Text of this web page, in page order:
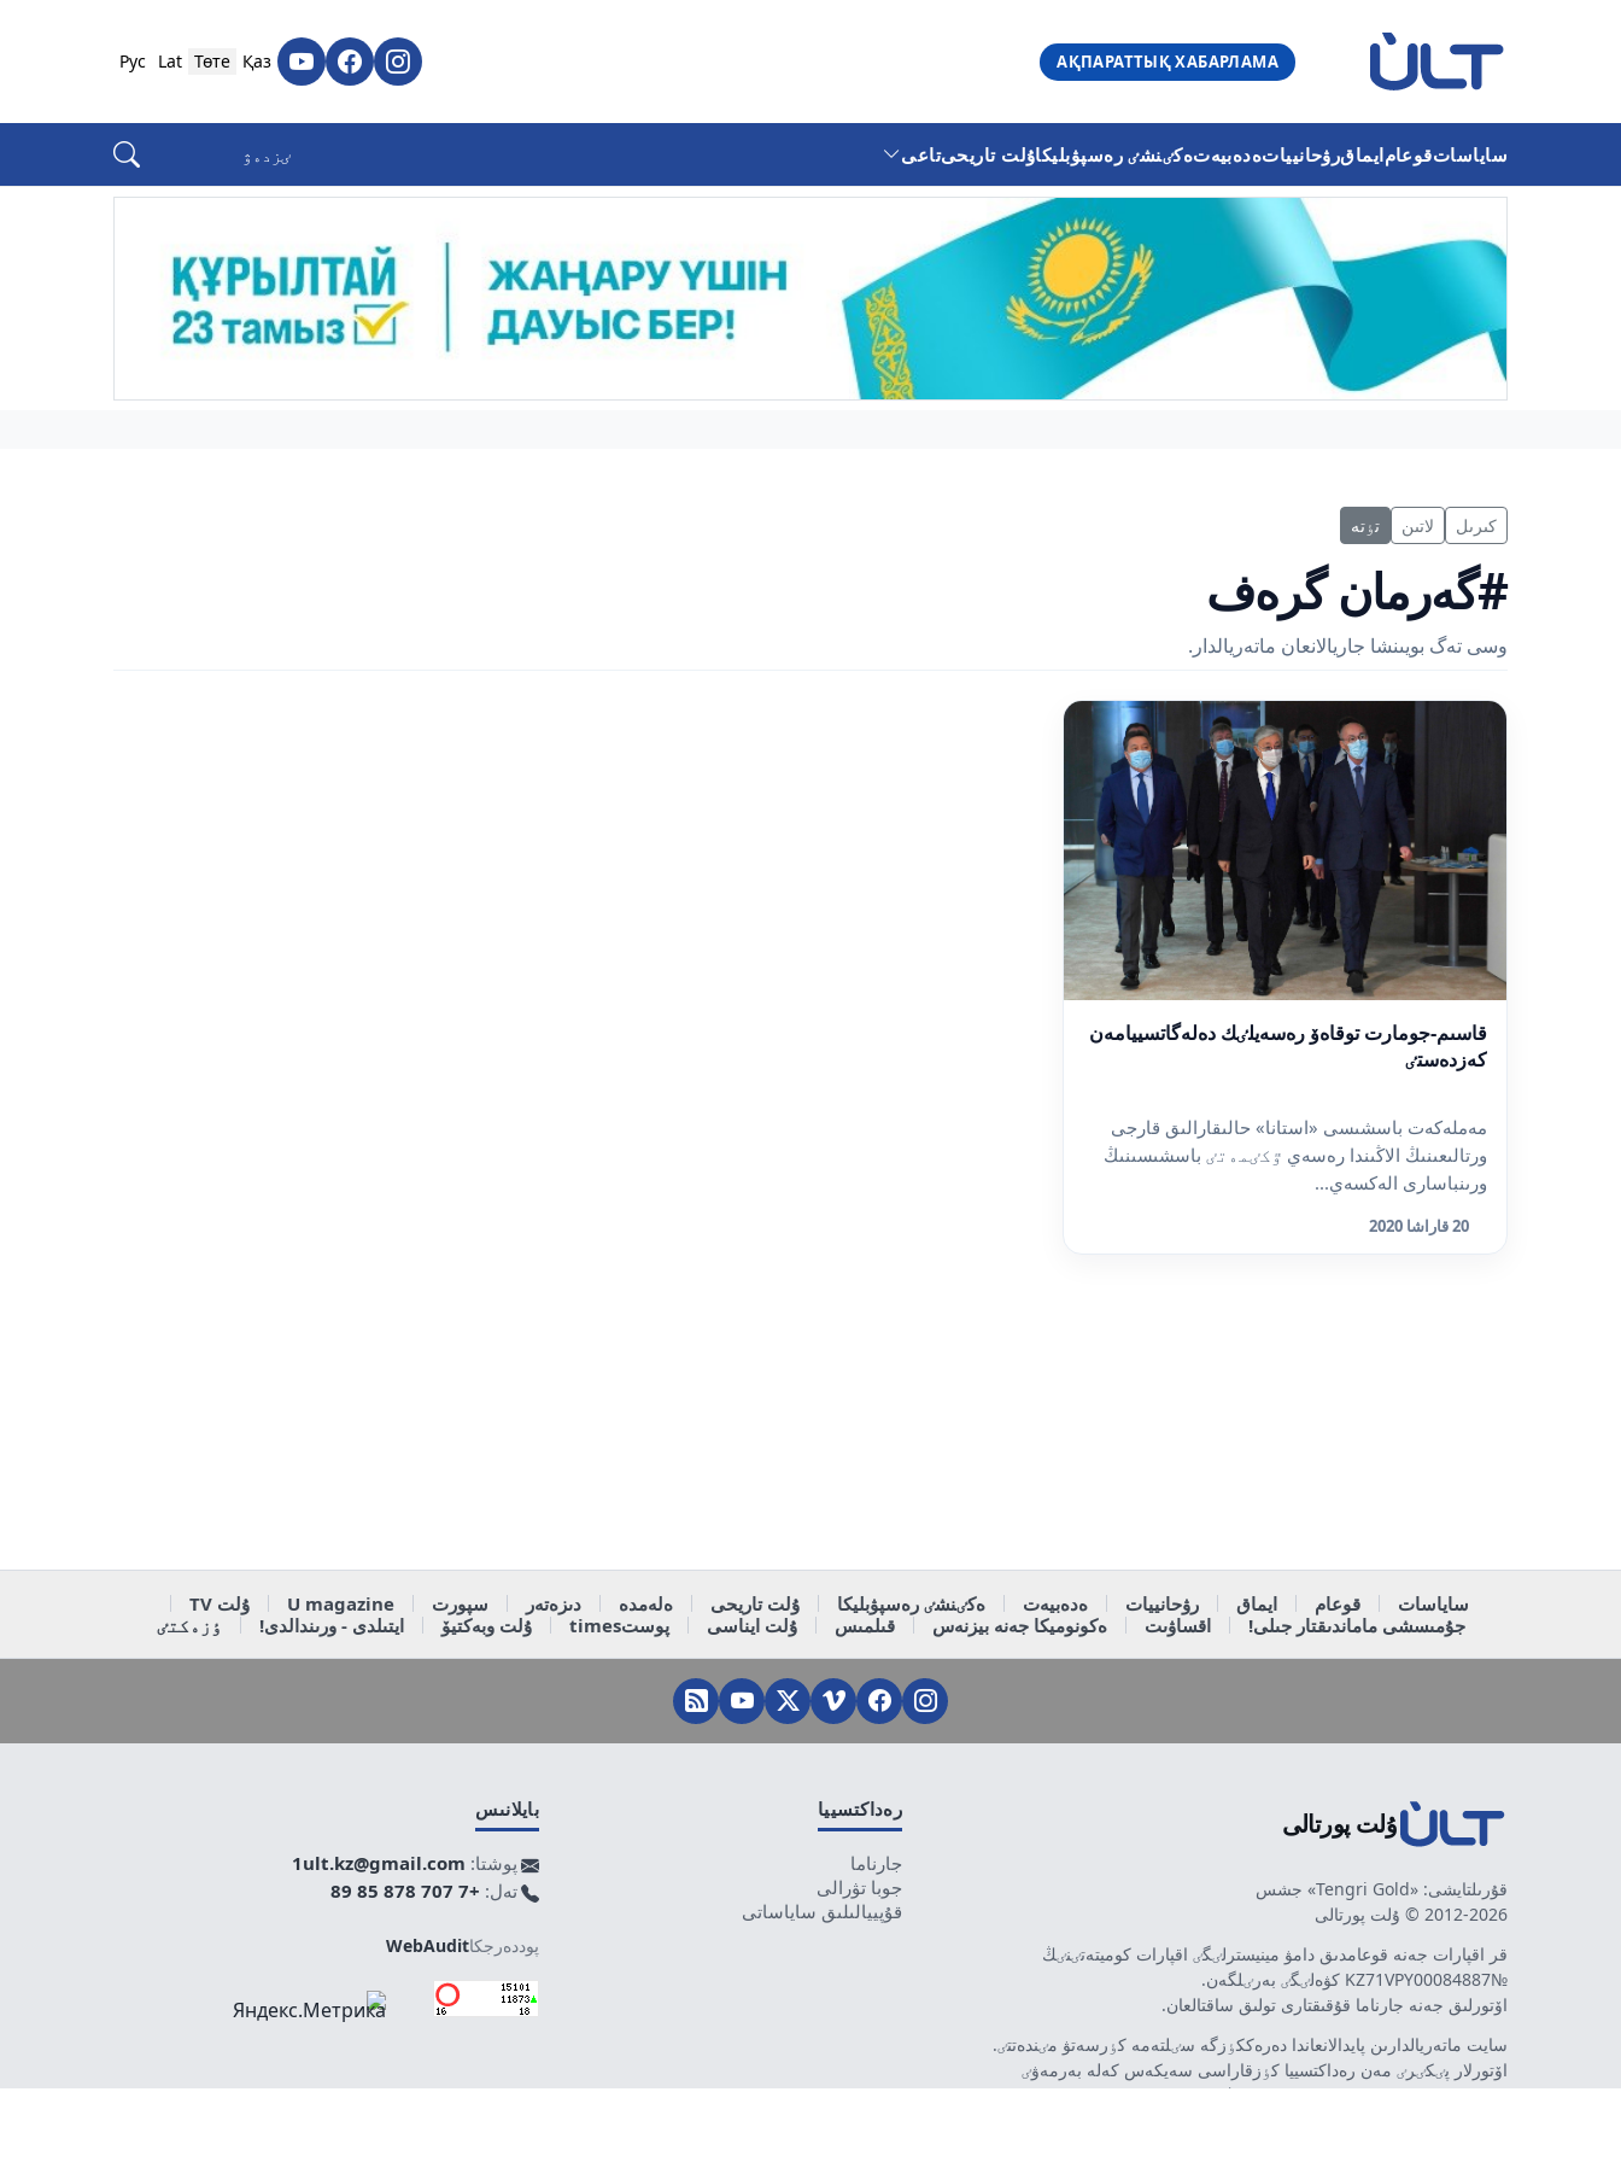
АҚПАРАТТЫҚ ХАБАРЛАМА
Қаз
Төте
Lat
Рус
ساياساتقوعامايماقرۋحانيياتەدەبيەتەكٸنشٸ رەسپۋبليكاۇلت تاريحىتاعى
كىرىل لاتىن تٶتە
#گەرمان گرەف
وسى تەگ بويىنشا جاريالانعان ماتەريالدار.
قاسىم-جومارت توقاەۆ رەسەيلٸك دەلەگاتسييامەن
كەزدەستٸ
مەملەكەت باسشىسى «استانا» حالىقارالىق قارجى
ورتالىعىنىڭ الاڭىندا رەسەي ٷكٸمەتٸ باسشىسىنىڭ
ورىنباسارى الەكسەي...
20 قاراشا 2020
ساياسات قوعام ايماق رۋحانييات ەدەبيەت ەكٸنشٸ رەسپۋبليكا ۇلت تاريحى ەلەمدە دىزەتەر سپورت U magazine
ۇلت TV
جۇمىسشى ماماندىقتار جىلى!
اقساۋىت ەكونوميكا جەنە بيزنەس قىلمىس ۇلت ايناسى پوستtimes ۇلت وبەكتيۆ ايتىلدى - ورىندالدى! ٶزەكتٸ
ۇلت پورتالى
قۇرىلتايشى: «Tengri Gold» جشس
2012-2026 © ۇلت پورتالى
قر اقپارات جەنە قوعامدىق دامۋ مينيسترلٸگٸ اقپارات كوميتەتٸنٸڭ
№KZ71VPY00084887 كۋەلٸگٸ بەرٸلگەن.
اۆتورلىق جەنە جارناما قۇقىقتارى تولىق ساقتالعان.
سايت ماتەريالدارىن پايدالانعاندا دەرەككٶزگە سٸلتەمە كٶرسەتۋ مٸندەتتٸ.
اۆتورلار پٸكٸرٸ مەن رەداكتسييا كٶزقاراسى سەيكەس كەلە بەرمەۋٸ
مٷمكٸن. جارناما مەن حابارلاندىرۋلاردىڭ مازمۇنىنا جارناما بەرۋشٸ جاۋاپتى.
رەداكتسييا
جارناما
جوبا تۋرالى
قۇپييالىلىق ساياساتى
بايلانىس
پوشتا: 1ult.kz@gmail.com
تەل: +7 707 878 85 89
پوددەرجكاWebAudit